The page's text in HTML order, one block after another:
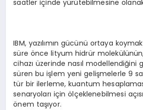
saatler içinde yürütebilmesine
IBM, yazılımın gücünü ortaya
süre önce lityum hidrür
cihazı üzerinde nasıl modellendiğini
süren bu işlem yeni gelişmelerle 9
tür bir ilerleme, kuantum
senaryoları için ölçeklenebilmesi
önem taşıyor.